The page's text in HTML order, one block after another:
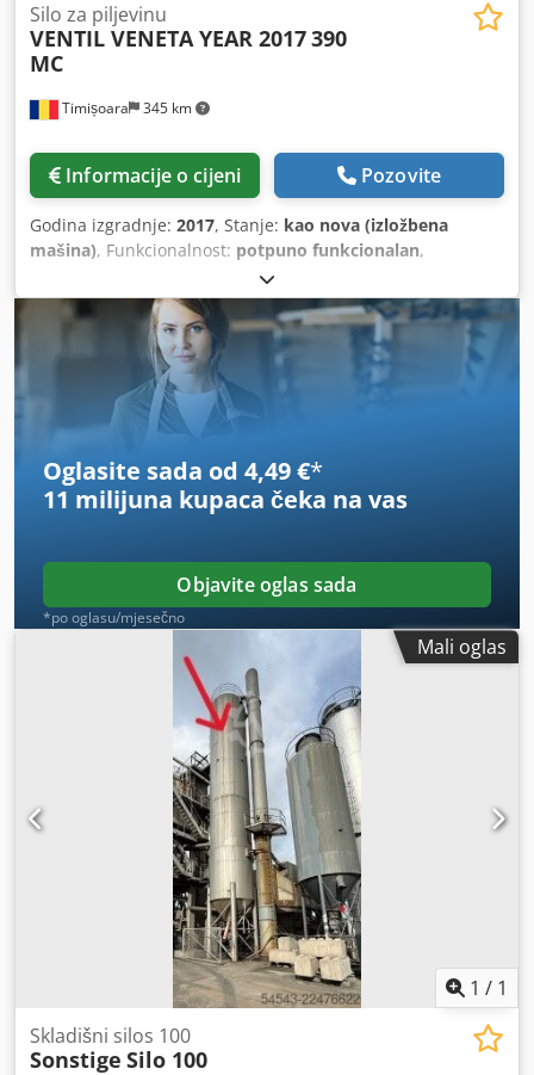
Timișoara 345 km
Silo za piljevinu
VENTIL VENETA YEAR 2017390
MC
Informacije o cijeni Pozovite
Godina izgradnje: 2017, Stanje: kao nova (izložbena
mašina), Funkcionalnost: potpuno funkcionalan,
Oglasite sada od 4,49 €*
11 milijuna kupaca čeka na vas
Objavite oglas sada
*po oglasu/mjesečno
Mali oglas
1 / 1
Skladišni silos 100
Sonstige Silo 100